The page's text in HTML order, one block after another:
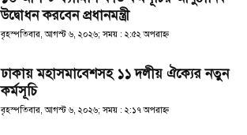
উদ্বোধন করবেন প্রধানমন্ত্রী
বৃহস্পতিবার, আগস্ট ৬, ২০২৬; সময় : ২:৫২ অপরাহ্ণ
ঢাকায় মহাসমাবেশসহ ১১ দলীয় ঐক্যের নতুন
কর্মসূচি
বৃহস্পতিবার, আগস্ট ৬, ২০২৬; সময় : ২:১৭ অপরাহ্ণ